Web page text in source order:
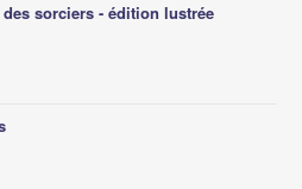
sorciers - édition lustrée